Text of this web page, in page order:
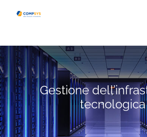
Gestione
tecnologica